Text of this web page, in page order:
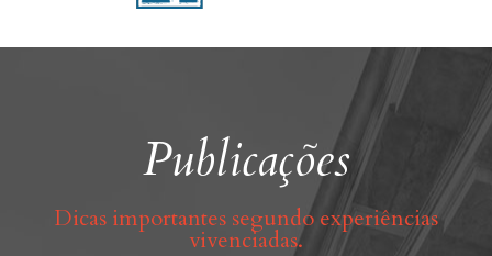
Publicações
Dicas importantes segundo experiências
vivenciadas.